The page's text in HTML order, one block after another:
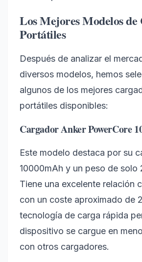
Los Mejores Modelos de
Portátiles
Después de analizar el
diversos modelos, hemos
algunos de los mejores
portátiles disponibles:
Cargador Anker PowerCore
Este modelo destaca por su
10000mAh y un peso de solo
Tiene una excelente relación
con un coste aproximado de
tecnología de carga rápida
dispositivo se cargue en
con otros cargadores.